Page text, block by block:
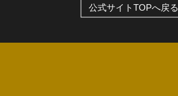
公式サイトTOPへ戻る